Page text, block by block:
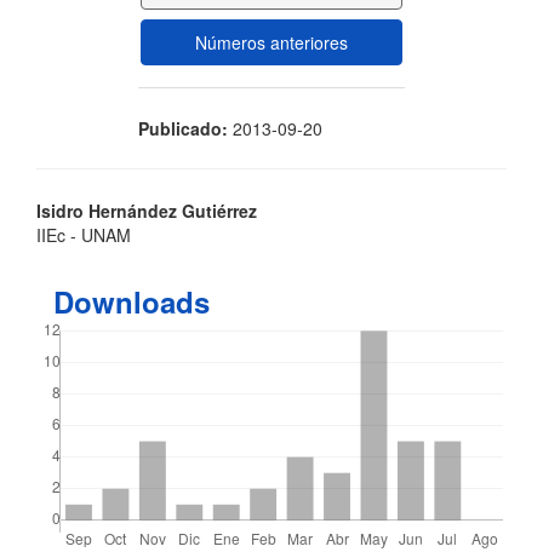
Números anteriores
Publicado: 2013-09-20
Contenido
del
artículo
Isidro Hernández Gutiérrez
IIEc - UNAM
Downloads